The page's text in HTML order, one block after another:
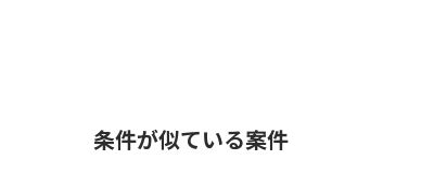
条件が似ている案件